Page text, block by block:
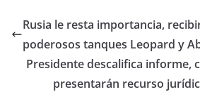
Rusia le resta importancia,
poderosos tanques Leopard y
Presidente descalifica informe,
presentarán recurso